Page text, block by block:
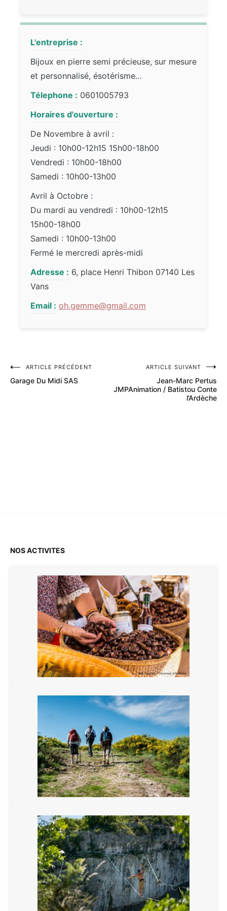
L'entreprise :
Bijoux en pierre semi précieuse, sur mesure
et personnalisé, ésotérisme…
Télephone : 0601005793
Horaires d'ouverture :
De Novembre à avril :
Jeudi : 10h00-12h15 15h00-18h00
Vendredi : 10h00-18h00
Samedi : 10h00-13h00
Avril à Octobre :
Du mardi au vendredi : 10h00-12h15
15h00-18h00
Samedi : 10h00-13h00
Fermé le mercredi après-midi
Adresse : 6, place Henri Thibon 07140 Les
Vans
Email : oh.gemme@gmail.com
Navigation
ARTICLE PRÉCÉDENT
Garage Du Midi SAS
ARTICLE SUIVANT
Jean-Marc Pertus
JMPAnimation / Batistou Conte
l’Ardèche
NOS ACTIVITES